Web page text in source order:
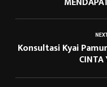
Konsultasi Kyai
CINTA